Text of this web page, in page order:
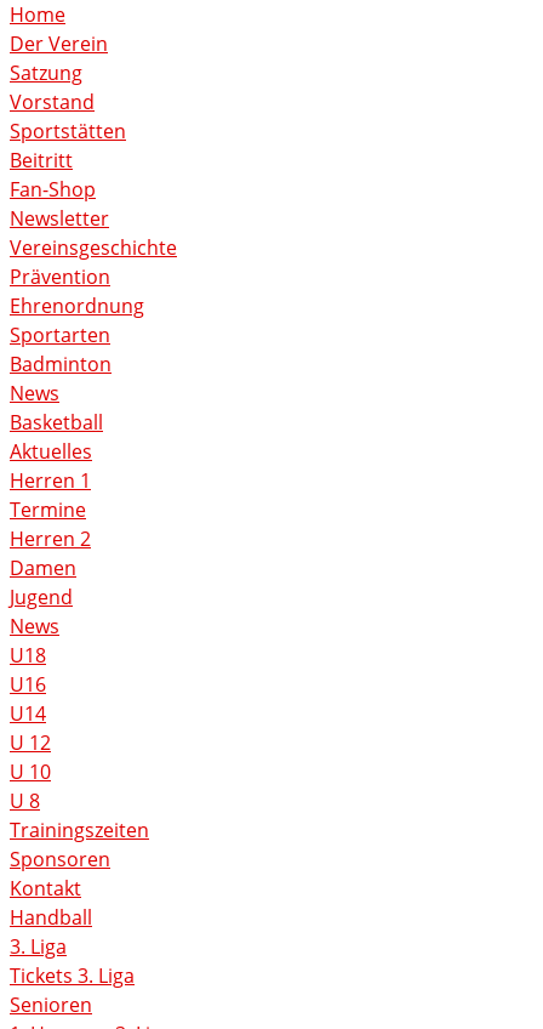
Home
Der Verein
Satzung
Vorstand
Sportstätten
Beitritt
Fan-Shop
Newsletter
Vereinsgeschichte
Prävention
Ehrenordnung
Sportarten
Badminton
News
Basketball
Aktuelles
Herren 1
Termine
Herren 2
Damen
Jugend
News
U18
U16
U14
U 12
U 10
U 8
Trainingszeiten
Sponsoren
Kontakt
Handball
3. Liga
Tickets 3. Liga
Senioren